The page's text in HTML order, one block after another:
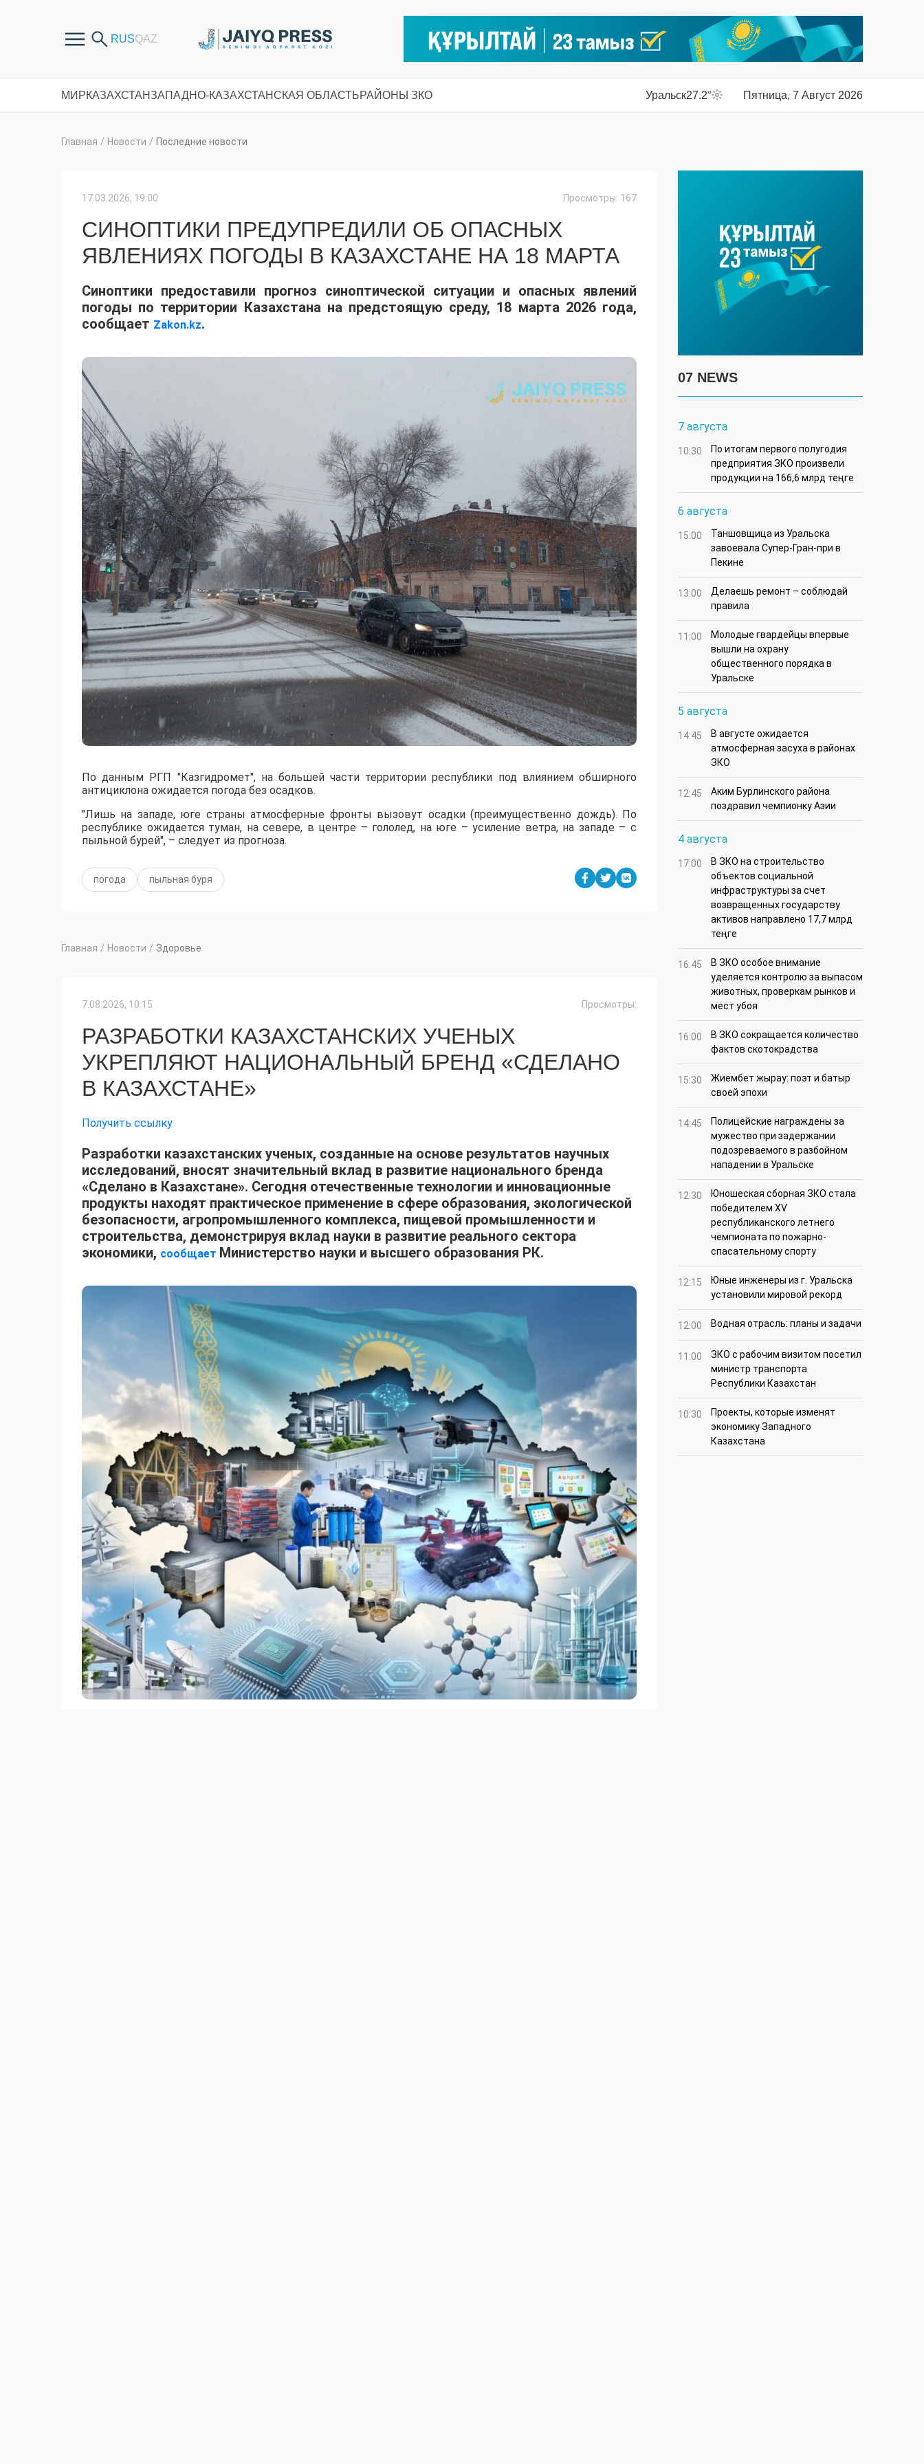
МИРКАЗАХСТАНЗАПАДНО-КАЗАХСТАНСКАЯ ОБЛАСТЬРАЙОНЫ ЗКО Уральск27.2° Пятница, 7 Август 2026
Главная / Новости / Последние новости
17.03.2026, 19:00 Просмотры: 167
СИНОПТИКИ ПРЕДУПРЕДИЛИ ОБ ОПАСНЫХ
ЯВЛЕНИЯХ ПОГОДЫ В КАЗАХСТАНЕ НА 18 МАРТА
Синоптики предоставили прогноз синоптической ситуации и опасных явлений
погоды по территории Казахстана на предстоящую среду, 18 марта 2026 года,
сообщает Zakon.kz.
По данным РГП "Казгидромет", на большей части территории республики под влиянием обширного
антициклона ожидается погода без осадков.
"Лишь на западе, юге страны атмосферные фронты вызовут осадки (преимущественно дождь). По
республике ожидается туман, на севере, в центре – гололед, на юге – усиление ветра, на западе – с
пыльной бурей", – следует из прогноза.
погода пыльная буря
Главная / Новости / Здоровье
7.08.2026, 10:15 Просмотры:
РАЗРАБОТКИ КАЗАХСТАНСКИХ УЧЕНЫХ
УКРЕПЛЯЮТ НАЦИОНАЛЬНЫЙ БРЕНД «СДЕЛАНО
В КАЗАХСТАНЕ»
Получить ссылку
Разработки казахстанских ученых, созданные на основе результатов научных
исследований, вносят значительный вклад в развитие национального бренда
«Сделано в Казахстане». Сегодня отечественные технологии и инновационные
продукты находят практическое применение в сфере образования, экологической
безопасности, агропромышленного комплекса, пищевой промышленности и
строительства, демонстрируя вклад науки в развитие реального сектора
экономики, сообщает Министерство науки и высшего образования РК.
07 NEWS
7 августа
10:30
По итогам первого полугодия
предприятия ЗКО произвели
продукции на 166,6 млрд теңге
6 августа
15:00
Таншовщица из Уральска
завоевала Супер-Гран-при в
Пекине
13:00
Делаешь ремонт – соблюдай
правила
11:00
Молодые гвардейцы впервые
вышли на охрану
общественного порядка в
Уральске
5 августа
14:45
В августе ожидается
атмосферная засуха в районах
ЗКО
12:45
Аким Бурлинского района
поздравил чемпионку Азии
4 августа
17:00
В ЗКО на строительство
объектов социальной
инфраструктуры за счет
возвращенных государству
активов направлено 17,7 млрд
теңге
16:45
В ЗКО особое внимание
уделяется контролю за выпасом
животных, проверкам рынков и
мест убоя
16:00
В ЗКО сокращается количество
фактов скотокрадства
15:30
Жиембет жырау: поэт и батыр
своей эпохи
14:45
Полицейские награждены за
мужество при задержании
подозреваемого в разбойном
нападении в Уральске
12:30
Юношеская сборная ЗКО стала
победителем XV
республиканского летнего
чемпионата по пожарно-
спасательному спорту
12:15
Юные инженеры из г. Уральска
установили мировой рекорд
12:00 Водная отрасль: планы и задачи
11:00
ЗКО с рабочим визитом посетил
министр транспорта
Республики Казахстан
10:30
Проекты, которые изменят
экономику Западного
Казахстана